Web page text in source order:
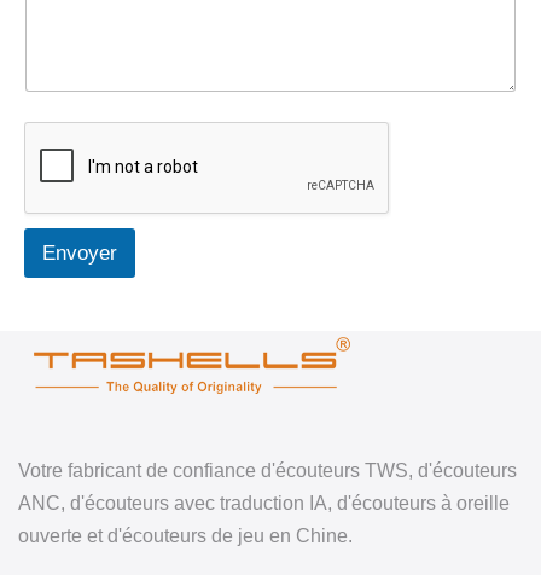
Envoyer
Votre fabricant de confiance d'écouteurs TWS, d'écouteurs
ANC, d'écouteurs avec traduction IA, d'écouteurs à oreille
ouverte et d'écouteurs de jeu en Chine.